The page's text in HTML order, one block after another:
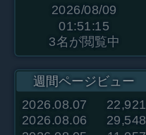
2026/08/09
01:51:15
3名が閲覧中
週間ページビュー
2026.08.07
22,921
2026.08.06
29,548